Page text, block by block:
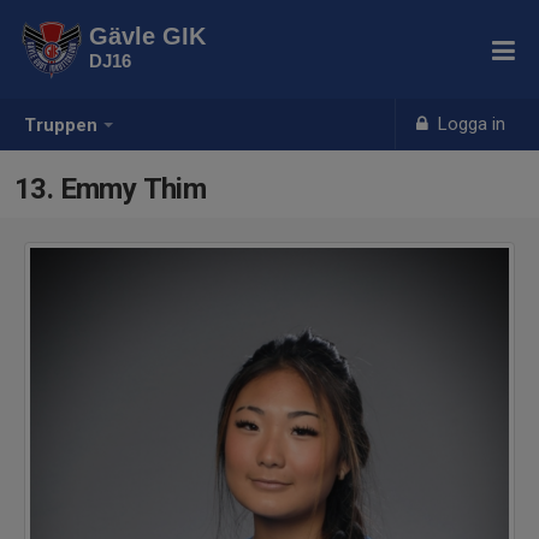
Truppen Logga in
Gävle GIK
DJ16
13. Emmy Thim